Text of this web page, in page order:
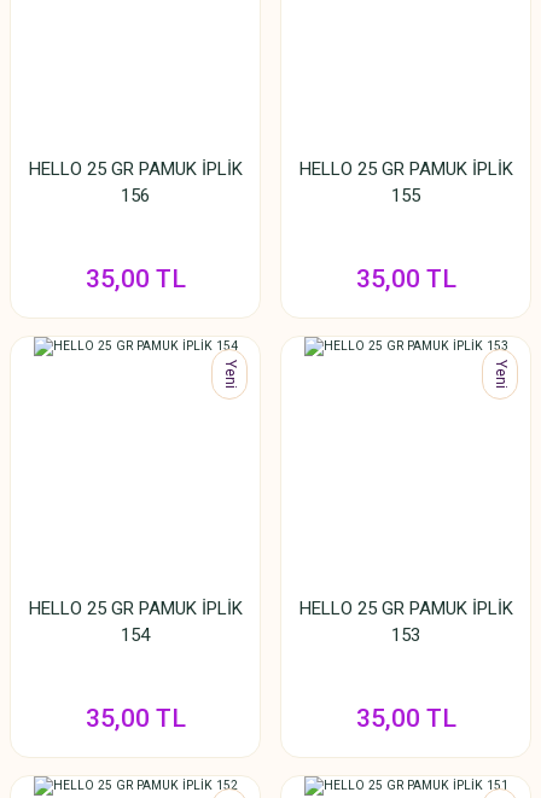
HELLO 25 GR PAMUK İPLİK
156
35,00 TL
HELLO 25 GR PAMUK İPLİK
155
35,00 TL
Yeni
HELLO 25 GR PAMUK İPLİK
154
35,00 TL
Yeni
HELLO 25 GR PAMUK İPLİK
153
35,00 TL